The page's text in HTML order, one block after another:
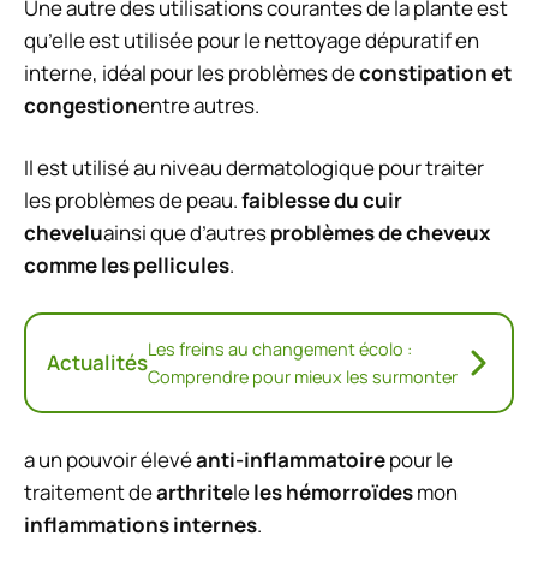
Une autre des utilisations courantes de la plante est
qu’elle est utilisée pour le nettoyage dépuratif en
interne, idéal pour les problèmes deconstipation et
congestionentre autres.
Il est utilisé au niveau dermatologique pour traiter
les problèmes de peau.faiblesse du cuir
cheveluainsi que d’autresproblèmes de cheveux
comme les pellicules.
ActualitésLes freins au changement écolo :
Comprendre pour mieux les surmonter
a un pouvoir élevéanti-inflammatoirepour le
traitement dearthriteleles hémorroïdesmon
inflammations internes.